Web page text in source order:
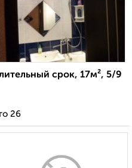
срок, 17м², 5/9
26